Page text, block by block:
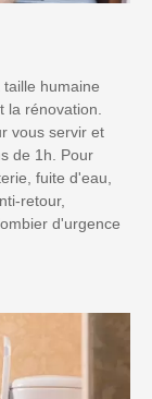
humaine
la rénovation.
vous servir et
de 1h. Pour
fuite d'eau,
retour,
d'urgence